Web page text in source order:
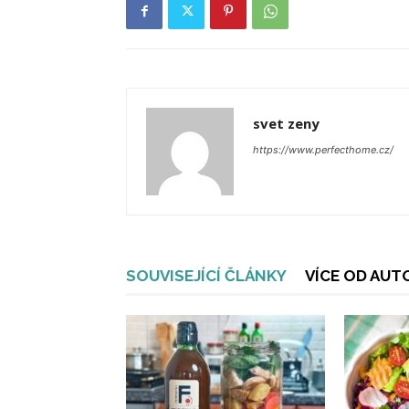
svet zeny
https://www.perfecthome.cz/
SOUVISEJÍCÍ ČLÁNKY VÍCE OD